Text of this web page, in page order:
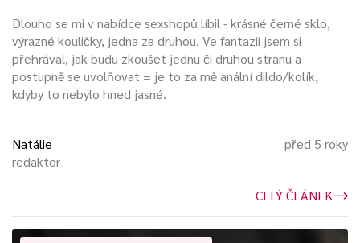
Dlouho se mi v nabídce sexshopů líbil - krásné černé sklo,
výrazné kouličky, jedna za druhou. Ve fantazii jsem si
přehrával, jak budu zkoušet jednu či druhou stranu a
postupně se uvolňovat = je to za mě anální dildo/kolík,
kdyby to nebylo hned jasné.
Natálie
redaktor
před 5 roky
CELÝ ČLÁNEK